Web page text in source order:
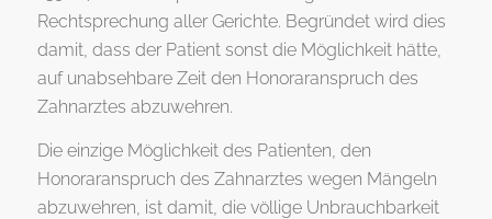
Rechtsprechung aller Gerichte. Begründet wird dies
damit, dass der Patient sonst die Möglichkeit hätte,
auf unabsehbare Zeit den Honoraranspruch des
Zahnarztes abzuwehren.
Die einzige Möglichkeit des Patienten, den
Honoraranspruch des Zahnarztes wegen Mängeln
abzuwehren, ist damit, die völlige Unbrauchbarkeit